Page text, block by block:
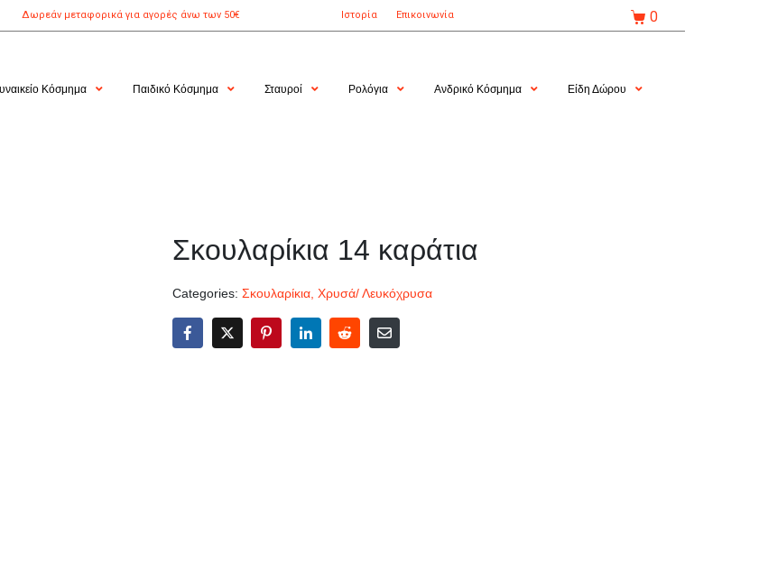
Δωρεάν μεταφορικά για αγορές άνω των 50€ Ιστορία Επικοινωνία 0
Κόσμημα Παιδικό Κόσμημα Σταυροί Ρολόγια Ανδρικό Κόσμημα Είδη Δώρου
Σκουλαρίκια 14 καράτια
Categories: Σκουλαρίκια Χρυσά/ Λευκόχρυσα